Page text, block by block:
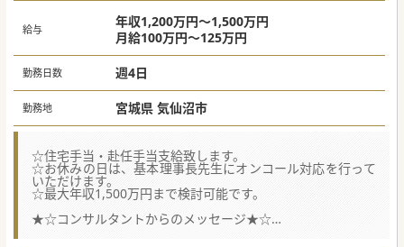
給与
年収1,200万円～1,500万円
月給100万円～125万円
勤務日数 週4日
勤務地 宮城県 気仙沼市
☆住宅手当・赴任手当支給致します。
☆お休みの日は、基本理事長先生にオンコール対応を行って
いただけます。
☆最大年収1,500万円まで検討可能です。
★☆コンサルタントからのメッセージ★☆
100床規模の老健で、施設長を募集しております。夜間看取